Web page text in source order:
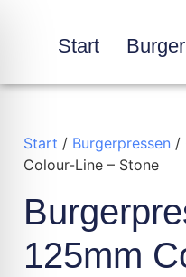
Start
Start / Burgerpressen /
Colour-Line – Stone
125mm